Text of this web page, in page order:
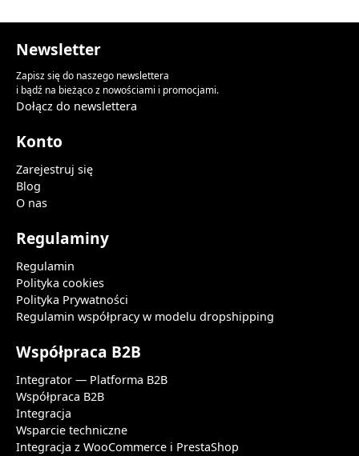
Newsletter
Zapisz się do naszego newslettera
i bądź na bieżąco z nowościami i promocjami.
Dołącz do newslettera
Konto
Zarejestruj się
Blog
O nas
Regulaminy
Regulamin
Polityka cookies
Polityka Prywatności
Regulamin współpracy w modelu dropshipping
Współpraca B2B
Integrator — Platforma B2B
Współpraca B2B
Integracja
Wsparcie techniczne
Integracja z WooCommerce i PrestaShop